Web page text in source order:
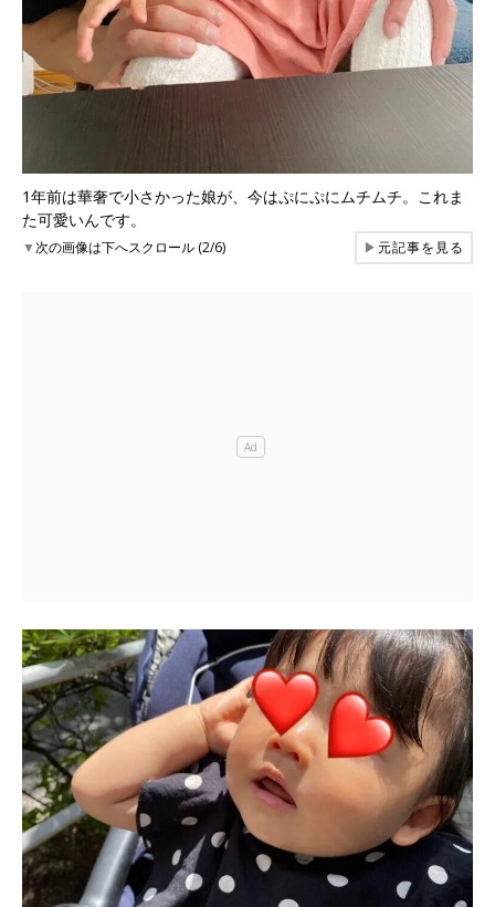
1年前は華奢で小さかった娘が、今はぷにぷにムチムチ。これま
た可愛いんです。
▼次の画像は下へスクロール (2/6) ▶元記事を見る